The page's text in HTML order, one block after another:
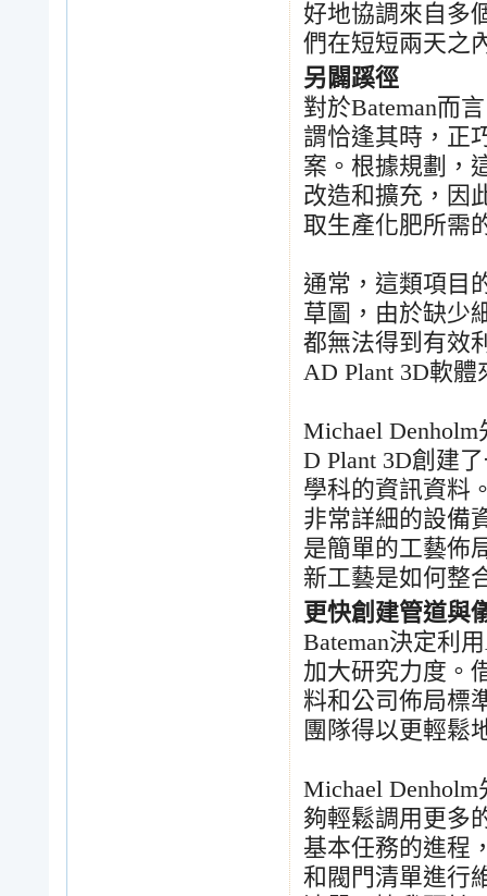
好地協調來自多
們在短短兩天之
另闢蹊徑
對於Bateman而
謂恰逢其時，正
案。根據規劃，
改造和擴充，因
取生產化肥所需
通常，這類項目
草圖，由於缺少
都無法得到有效
AD Plant 3D軟體
Michael Denholm
D Plant 3D創建
學科的資訊資料
非常詳細的設備
是簡單的工藝佈
新工藝是如何整
更快創建管道與
Bateman決定利用
加大研究力度。
料和公司佈局標
團隊得以更輕鬆
Michael Denholm
夠輕鬆調用更多
基本任務的進程
和閥門清單進行